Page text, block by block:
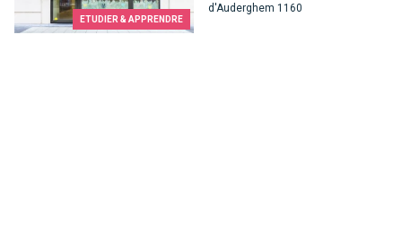
ETUDIER & APPRENDRE
d'Auderghem 1160